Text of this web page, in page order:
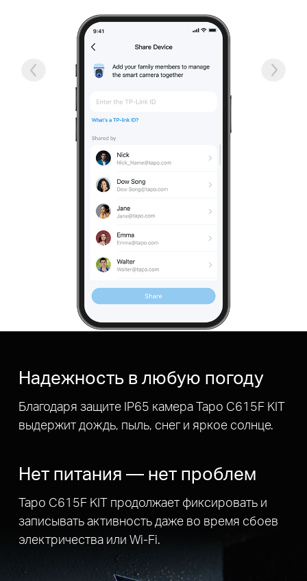
Надежность в любую погоду
Благодаря защите IP65 камера Tapo C615F KIT
выдержит дождь, пыль, снег и яркое солнце.
Нет питания — нет проблем
Tapo C615F KIT продолжает фиксировать и
записывать активность даже во время сбоев
электричества или Wi-Fi.